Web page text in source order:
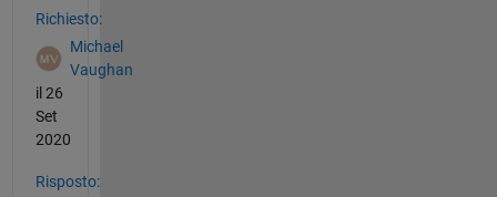
Richiesto:
Michael
Vaughan
il 26
Set
2020
Risposto: